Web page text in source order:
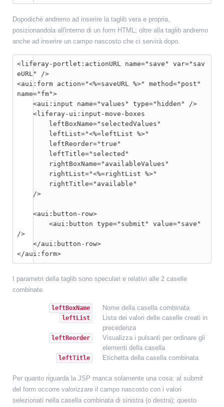
Dopodichè andremo ad inserire la taglib vera e propria,
posizionandola all'interno di un form HTML; oltre alla taglib andremo
anche ad inserire un campo nascosto che ci servirà dopo.
<liferay-portlet:actionURL name="save" var="sav
eURL" />
<aui:form action="<%=saveURL %>" method="post"
name="fm">
/>
</aui:form>
I parametri della taglib sono speculari e relativi alle 2 caselle
combinate.
leftBoxName Nome della casella combinata
leftList
Lista dei valori delle caselle creati in
precedenza
leftReorder
Visualizza i pulsanti per ordinare gli
elementi della casella
leftTitle Etichetta della casella combinata
Per quanto riguarda la JSP manca solamente una cosa: al submit
del form occorre valorizzare il campo nascosto con i valori
selezionati nella casella combinata di sinistra (o destra); questo